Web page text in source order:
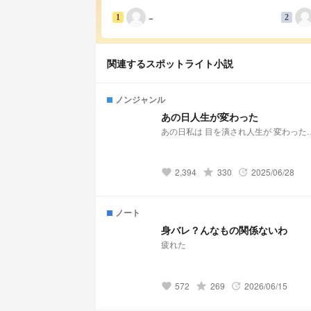
1 − 2
関連するスポットライト小説
ノンジャンル
あの日人生が変わった
あの日私は 目を潰され人生が 変わった…
favorite 2,394 grade 330 update 2025/06/28
ノート
身バレ？んなもの関係ないわ
疲れた
favorite 572 grade 269 update 2026/06/15